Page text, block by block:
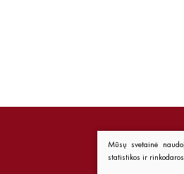
Mūsų svetainė
statistikos ir